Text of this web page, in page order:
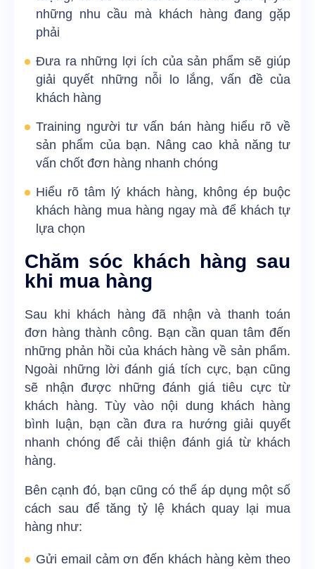
những nhu cầu mà khách hàng đang gặp
phải
Đưa ra những lợi ích của sản phẩm sẽ giúp
giải quyết những nỗi lo lắng, vấn đề của
khách hàng
Training người tư vấn bán hàng hiểu rõ về
sản phẩm của bạn. Nâng cao khả năng tư
vấn chốt đơn hàng nhanh chóng
Hiểu rõ tâm lý khách hàng, không ép buộc
khách hàng mua hàng ngay mà để khách tự
lựa chọn
Chăm sóc khách hàng sau
khi mua hàng
Sau khi khách hàng đã nhận và thanh toán
đơn hàng thành công. Bạn cần quan tâm đến
những phản hồi của khách hàng về sản phẩm.
Ngoài những lời đánh giá tích cực, bạn cũng
sẽ nhận được những đánh giá tiêu cực từ
khách hàng. Tùy vào nội dung khách hàng
bình luận, bạn cần đưa ra hướng giải quyết
nhanh chóng để cải thiện đánh giá từ khách
hàng.
Bên cạnh đó, bạn cũng có thể áp dụng một số
cách sau để tăng tỷ lệ khách quay lại mua
hàng như:
Gửi email cảm ơn đến khách hàng kèm theo